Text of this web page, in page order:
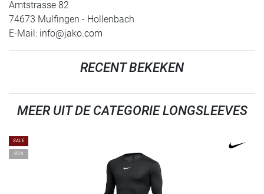
Amtstrasse 82
74673 Mulfingen - Hollenbach
E-Mail: info@jako.com
RECENT BEKEKEN
MEER UIT DE CATEGORIE LONGSLEEVES
SALE
-25%